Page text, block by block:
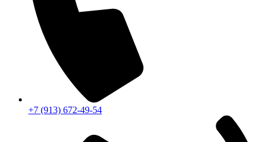
+7 (913) 672-49-54